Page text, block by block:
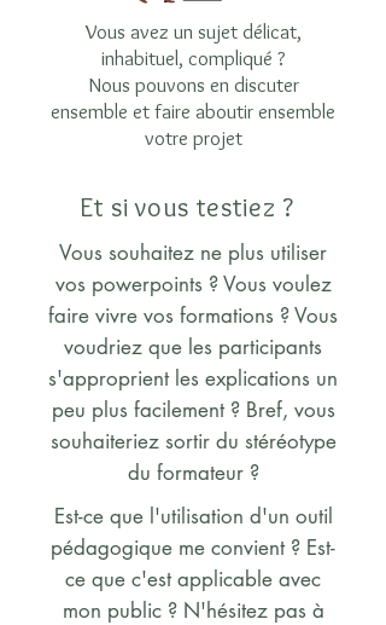
Vous avez un sujet délicat,
inhabituel, compliqué ?
Nous pouvons en discuter
ensemble et faire aboutir ensemble
votre projet
Et si vous testiez ?
Vous souhaitez ne plus utiliser
vos powerpoints ? Vous voulez
faire vivre vos formations ? Vous
voudriez que les participants
s'approprient les explications un
peu plus facilement ? Bref, vous
souhaiteriez sortir du stéréotype
du formateur ?
Est-ce que l'utilisation d'un outil
pédagogique me convient ? Est-
ce que c'est applicable avec
mon public ? N'hésitez pas à